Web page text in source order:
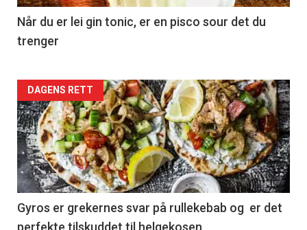
Når du er lei gin tonic, er en pisco sour det du
trenger
Forsiden
akkurat
nå
-
2
DAGENS RETT
Gyros er grekernes svar på rullekebab og er det
perfekte tilskuddet til helgekosen